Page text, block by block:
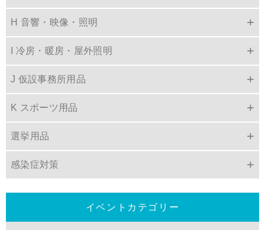
H 音響・映像・照明
I 冷房・暖房・屋外照明
J 仮設事務所用品
K スポーツ用品
選挙用品
感染症対策
イベントカテゴリー